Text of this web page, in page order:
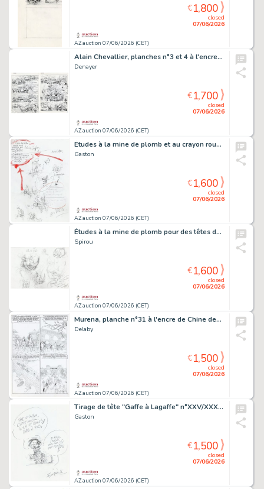
AZ auction 07/06/2026 (CET)
closed
07/06/2026
€1,800
Alain Chevallier, planches n°3 et 4 à l'encre…
Denayer
AZ auction 07/06/2026 (CET)
closed
07/06/2026
€1,700
Études à la mine de plomb et au crayon rouge…
Gaston
AZ auction 07/06/2026 (CET)
closed
07/06/2026
€1,600
Études à la mine de plomb pour des têtes de…
Spirou
AZ auction 07/06/2026 (CET)
closed
07/06/2026
€1,600
Murena, planche n°31 à l'encre de Chine de…
Delaby
AZ auction 07/06/2026 (CET)
closed
07/06/2026
€1,500
Tirage de tête "Gaffe à Lagaffe" n°XXV/XXX,…
Gaston
AZ auction 07/06/2026 (CET)
closed
07/06/2026
€1,500